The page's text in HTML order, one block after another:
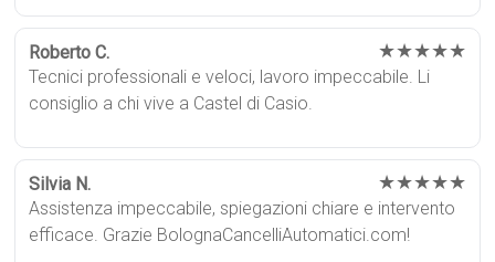
Roberto C. ★★★★★
Tecnici professionali e veloci, lavoro impeccabile. Li
consiglio a chi vive a Castel di Casio.
Silvia N. ★★★★★
Assistenza impeccabile, spiegazioni chiare e intervento
efficace. Grazie BolognaCancelliAutomatici.com!